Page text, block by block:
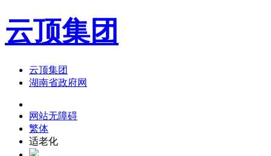
云顶集团
云顶集团
湖南省政府网
网站无障碍
繁体
适老化